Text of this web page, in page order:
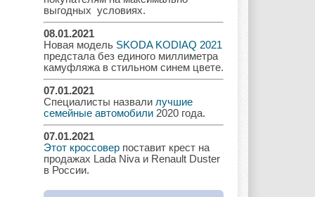
Hyundai Infiniti JAC
Jaguar Jeep Kia
Lada Lamborghini Lancia
выгодных условиях.
08.01.2021
Новая модель SKODA KODIAQ 2021
предстала без единого миллиметра
камуфляжа в стильном синем цвете.
07.01.2021
Специалисты назвали лучшие
семейные автомобили 2020 года.
07.01.2021
Этот кроссовер поставит крест на
продажах Lada Niva и Renault Duster
в России.